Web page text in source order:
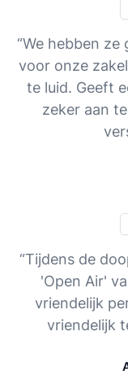
“We hebben
voor onze
te luid. Geeft
zeker aan
“Tijdens de
'Open Air'
vriendelijk
vriendelijk